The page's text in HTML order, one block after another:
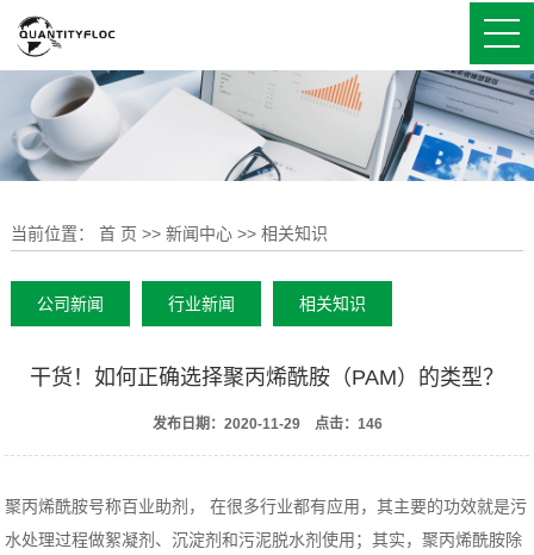
当前位置： 首 页 >> 新闻中心>> 相关知识
公司新闻 行业新闻 相关知识
干货！如何正确选择聚丙烯酰胺（PAM）的类型？
发布日期： 2020-11-29点击： 146
聚丙烯酰胺号称百业助剂， 在很多行业都有应用，其主要的功效就是污
水处理过程做絮凝剂、沉淀剂和污泥脱水剂使用；其实，聚丙烯酰胺除